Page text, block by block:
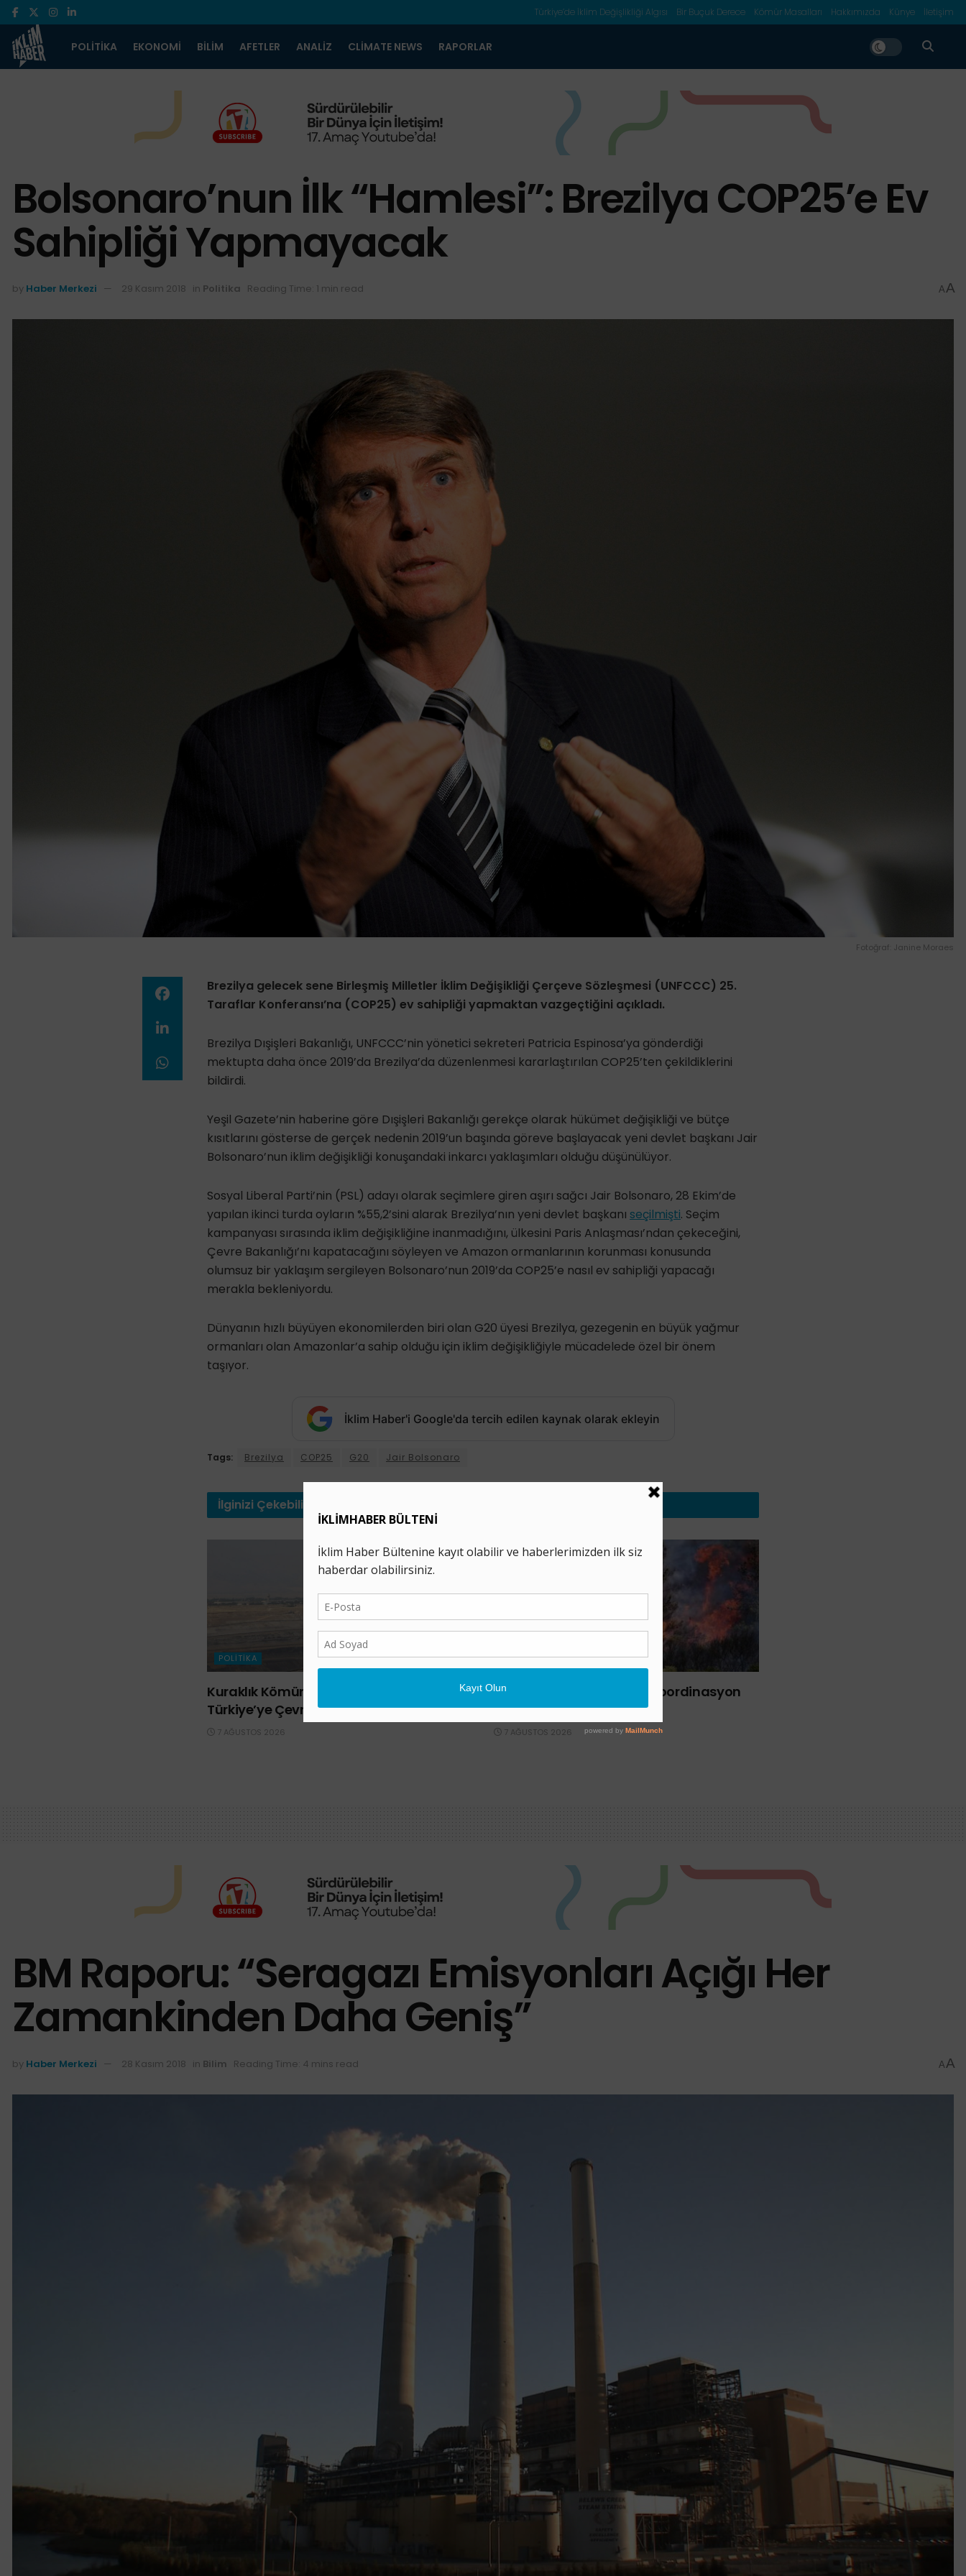
Türkiye’de İklim Değişlikliği Algısı Bir Buçuk Derece Kömür Masalları Hakkımızda Künye İletişim
POLITIKA EKONOMI BILIM AFETLER ANALIZ CLIMATE NEWS RAPORLAR
Bolsonaro’nun İlk “Hamlesi”: Brezilya COP25’e Ev
Sahipliği Yapmayacak
by Haber Merkezi 29 Kasım 2018 in Politika Reading Time: 1 min read AA
Fotoğraf: Janine Moraes
Brezilya gelecek sene Birleşmiş Milletler İklim Değişikliği Çerçeve Sözleşmesi (UNFCCC) 25.
Taraflar Konferansı’na (COP25) ev sahipliği yapmaktan vazgeçtiğini açıkladı.
Brezilya Dışişleri Bakanlığı, UNFCCC’nin yönetici sekreteri Patricia Espinosa’ya gönderdiği
mektupta daha önce 2019’da Brezilya’da düzenlenmesi kararlaştırılan COP25’ten çekildiklerini
bildirdi.
Yeşil Gazete’nin haberine göre Dışişleri Bakanlığı gerekçe olarak hükümet değişikliği ve bütçe
kısıtlarını gösterse de gerçek nedenin 2019’un başında göreve başlayacak yeni devlet başkanı Jair
Bolsonaro’nun iklim değişikliği konuşandaki inkarcı yaklaşımları olduğu düşünülüyor.
Sosyal Liberal Parti’nin (PSL) adayı olarak seçimlere giren aşırı sağcı Jair Bolsonaro, 28 Ekim’de
yapılan ikinci turda oyların %55,2’sini alarak Brezilya’nın yeni devlet başkanı seçilmişti. Seçim
kampanyası sırasında iklim değişikliğine inanmadığını, ülkesini Paris Anlaşması’ndan çekeceğini,
Çevre Bakanlığı’nı kapatacağını söyleyen ve Amazon ormanlarının korunması konusunda
olumsuz bir yaklaşım sergileyen Bolsonaro’nun 2019’da COP25’e nasıl ev sahipliği yapacağı
merakla bekleniyordu.
Dünyanın hızlı büyüyen ekonomilerden biri olan G20 üyesi Brezilya, gezegenin en büyük yağmur
ormanları olan Amazonlar’a sahip olduğu için iklim değişikliğiyle mücadelede özel bir önem
taşıyor.
İklim Haber'i Google'da tercih edilen kaynak olarak ekleyin
Tags: Brezilya COP25 G20 Jair Bolsonaro
İlginizi Çekebilir
POLITIKA
Kuraklık Kömürü de Vurdu: Gözler
Türkiye’ye Çevrildi
7 AĞUSTOS 2026
POLITIKA
81 İlde “İl İklim Değişikliği Koordinasyon
Kurulu” Kuruluyor
7 AĞUSTOS 2026
BM Raporu: “Seragazı Emisyonları Açığı Her
Zamankinden Daha Geniş”
by Haber Merkezi 28 Kasım 2018 in Bilim Reading Time: 4 mins read A A